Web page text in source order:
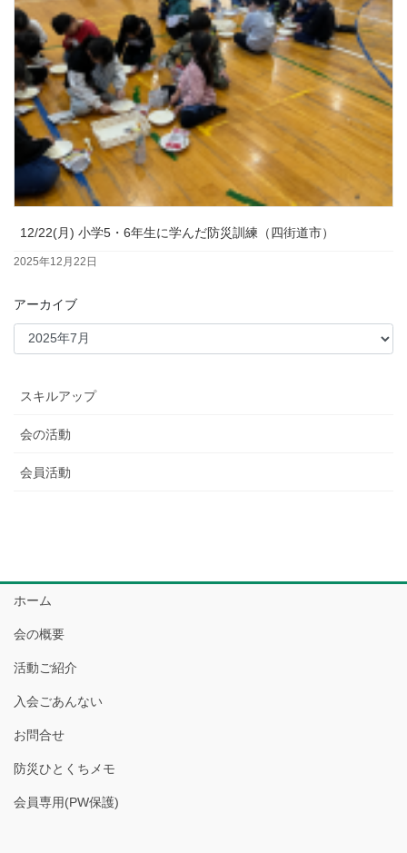
12/22(月) 小学5・6年生に学んだ防災訓練（四街道市）
2025年12月22日
アーカイブ
スキルアップ
会の活動
会員活動
ホーム
会の概要
活動ご紹介
入会ごあんない
お問合せ
防災ひとくちメモ
会員専用(PW保護)